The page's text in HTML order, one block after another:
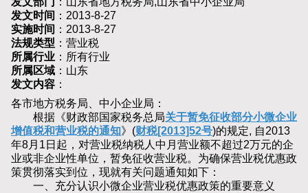
发文时间 ：2013-8-27
实施时间 ：2013-8-27
法规类型 ：营业税
所属行业 ：所有行业
所属区域 ：山东
发文内容 ：
各市地方税务局、中小企业局：
根据《财政部国家税务总局关于暂免征收部分小微企业
增值税和营业税的通知》(财税[2013]52号)的规定, 自2013
年8月1日起，对营业税纳税人中月营业额不超过2万元的企
业或非企业性单位，暂免征收营业税。为确保营业税优惠政
策贯彻落实到位，现就有关问题通知如下：
一、充分认识小微企业营业税优惠政策的重要意义